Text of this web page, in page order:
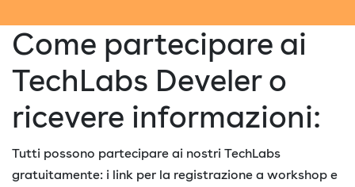
Come partecipare ai
TechLabs Develer o
ricevere informazioni:
Tutti possono partecipare ai nostri TechLabs
gratuitamente: i link per la registrazione a workshop e